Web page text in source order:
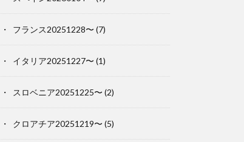
フランス20251228〜 (7)
イタリア20251227〜 (1)
スロベニア20251225〜 (2)
クロアチア20251219〜 (5)